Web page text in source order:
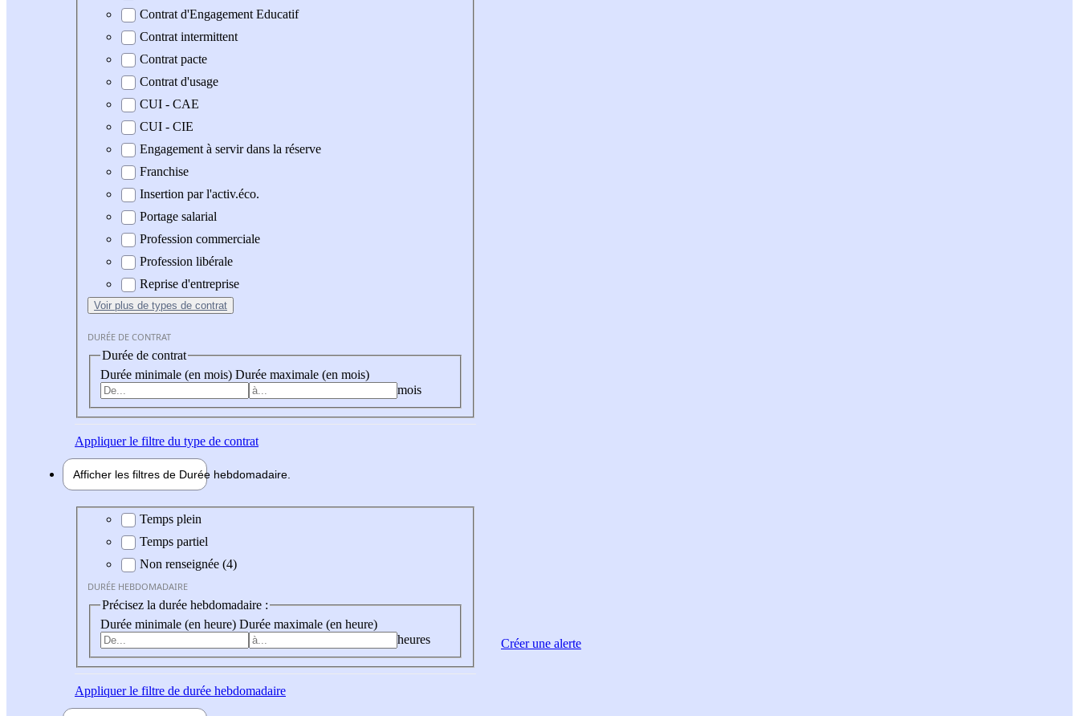
Contrat d'Engagement Educatif
Contrat intermittent
Contrat pacte
Contrat d'usage
CUI - CAE
CUI - CIE
Engagement à servir dans la réserve
Franchise
Insertion par l'activ.éco.
Portage salarial
Profession commerciale
Profession libérale
Reprise d'entreprise
Voir plus de types de contrat
DURÉE DE CONTRAT
Durée de contrat
Durée minimale (en mois) Durée maximale (en mois)
mois
Appliquerle filtre du type de contrat
Afficher les filtres de Durée hebdomadaire
Durée hebdomadaire
Temps plein
Temps partiel
Non renseignée (4)
DURÉE HEBDOMADAIRE
Précisez la durée hebdomadaire :
Durée minimale (en heure) Durée maximale (en heure)
heures
Appliquerle filtre de durée hebdomadaire
Créer une alerte